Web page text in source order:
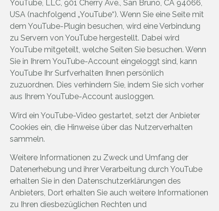
YouTube, LLC, 901 Cherry Ave., San Bruno, CA 94066,
USA (nachfolgend „YouTube“). Wenn Sie eine Seite mit
dem YouTube-Plugin besuchen, wird eine Verbindung
zu Servern von YouTube hergestellt. Dabei wird
YouTube mitgeteilt, welche Seiten Sie besuchen. Wenn
Sie in Ihrem YouTube-Account eingeloggt sind, kann
YouTube Ihr Surfverhalten Ihnen persönlich
zuzuordnen. Dies verhindern Sie, indem Sie sich vorher
aus Ihrem YouTube-Account ausloggen.
Wird ein YouTube-Video gestartet, setzt der Anbieter
Cookies ein, die Hinweise über das Nutzerverhalten
sammeln.
Weitere Informationen zu Zweck und Umfang der
Datenerhebung und ihrer Verarbeitung durch YouTube
erhalten Sie in den Datenschutzerklärungen des
Anbieters, Dort erhalten Sie auch weitere Informationen
zu Ihren diesbezüglichen Rechten und